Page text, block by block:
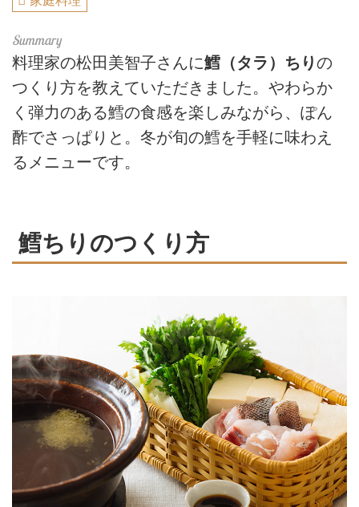
料理家の松田美智子さんに鱈（タラ）ちりの
つくり方を教えていただきました。やわらか
く弾力のある鱈の食感を楽しみながら、ぽん
酢でさっぱりと。冬が旬の鱈を手軽に味わえ
るメニューです。
鱈ちりのつくり方